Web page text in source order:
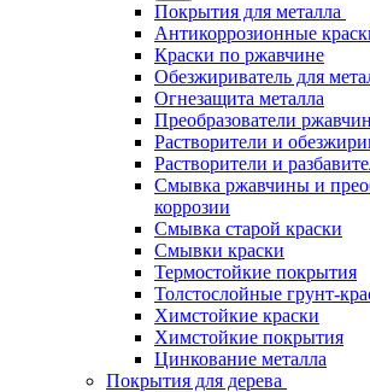
Покрытия для металла
Антикоррозионные
Краски по ржавчине
Обезжириватель для
Огнезащита металла
Преобразователи
Растворители и
Растворители и
Смывка ржавчины и
коррозии
Смывка старой краски
Смывки краски
Термостойкие покрытия
Толстослойные грунт-
Химстойкие краски
Химстойкие покрытия
Цинкование металла
Покрытия для дерева